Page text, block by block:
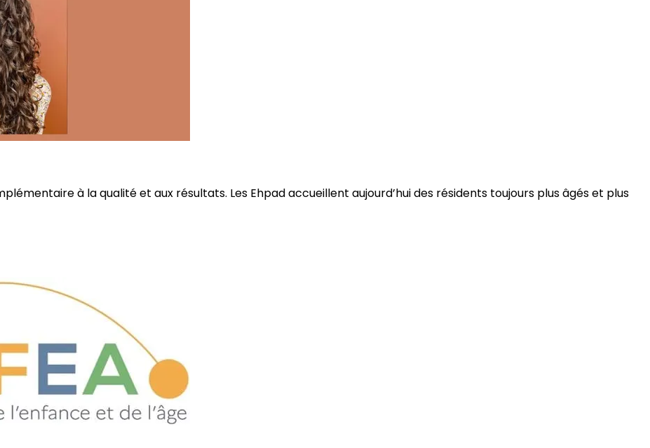
à la qualité et aux résultats. Les Ehpad accueillent aujourd’hui des résidents toujours plus âgés et plus